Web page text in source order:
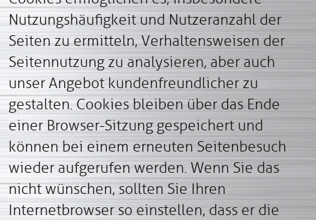
Nutzungshäufigkeit und Nutzeranzahl der
Seiten zu ermitteln, Verhaltensweisen der
Seitennutzung zu analysieren, aber auch
unser Angebot kundenfreundlicher zu
gestalten.Cookies bleiben über das Ende
einer Browser-Sitzung gespeichert und
können bei einem erneuten Seitenbesuch
wieder aufgerufen werden. Wenn Sie das
nicht wünschen, sollten Sie Ihren
Internetbrowser so einstellen, dass er die